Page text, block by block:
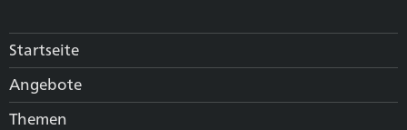
Startseite
Angebote
Themen